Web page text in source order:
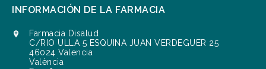
INFORMACIÓN DE LA FARMACIA

Farmacia Disalud
C/RIO ULLA 5 ESQUINA JUAN VERDEGUER 25
46024 Valencia
València